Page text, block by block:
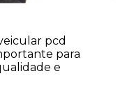
pcd
para
e